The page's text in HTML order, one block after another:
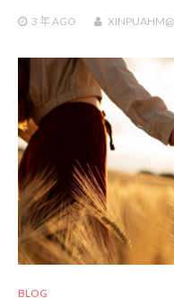
3 年AGO
BLOG